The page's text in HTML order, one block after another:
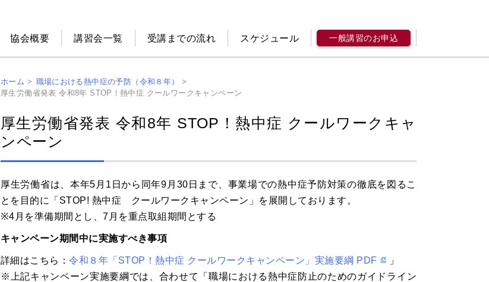
協会概要 講習会一覧 受講までの流れ スケジュール 一般講習のお申込
ホーム > 職場における熱中症の予防（令和８年）
>
厚生労働省発表 令和8年 STOP！熱中症 クールワークキャンペーン
厚生労働省発表 令和8年 STOP！熱中症 クールワークキャ
ンペーン
厚生労働省は、本年5月1日から同年9月30日まで、事業場での熱中症予防対策の徹底を図るこ
とを目的に「STOP! 熱中症 クールワークキャンペーン」を展開しております。
※4月を準備期間とし、7月を重点取組期間とする
キャンペーン期間中に実施すべき事項
詳細はこちら：令和８年「STOP！熱中症 クールワークキャンペーン」実施要綱 PDF
」
※上記キャンペーン実施要綱では、合わせて「職場における熱中症防止のためのガイドライン